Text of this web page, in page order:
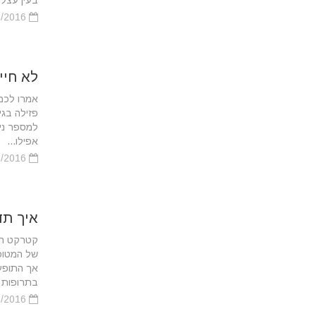
לא
אמרו
פזילה
למספר
אפילו...
איך
קטרקט
אך